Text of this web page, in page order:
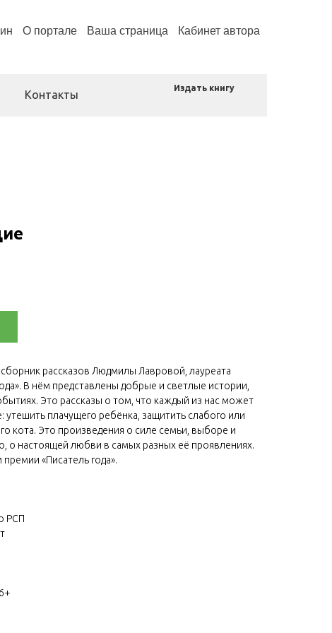
О портале Ваша страница Кабинет автора
Контакты
Издать книгу
рассказов Людмилы Лавровой, лауреата
В нём представлены добрые и светлые истории,
Это рассказы о том, что каждый из нас может
утешить плачущего ребёнка, защитить слабого или
кота. Это произведения о силе семьи, выборе и
о настоящей любви в самых разных её проявлениях.
«Писатель года».
РСП